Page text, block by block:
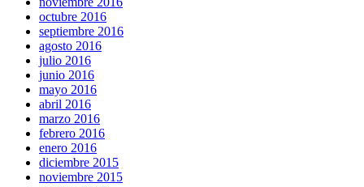
octubre 2016
septiembre 2016
agosto 2016
julio 2016
junio 2016
mayo 2016
abril 2016
marzo 2016
febrero 2016
enero 2016
diciembre 2015
noviembre 2015